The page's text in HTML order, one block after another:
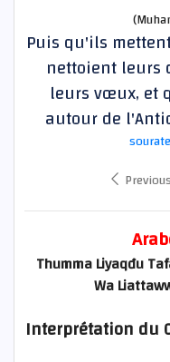
Puis qu'ils
nettoient leurs
leurs vœux, et
autour de
Previous
Thumma Liyaqđu
Wa
Interprétation du